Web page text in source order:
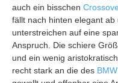
auch ein bisschen
fällt nach hinten elegant
unterstreichen auf eine
Anspruch. Die schiere
und ein wenig
recht stark an die des